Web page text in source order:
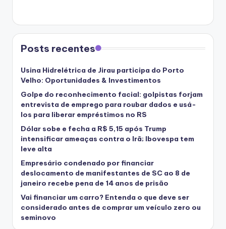
Posts recentes
Usina Hidrelétrica de Jirau participa do Porto
Velho: Oportunidades & Investimentos
Golpe do reconhecimento facial: golpistas forjam
entrevista de emprego para roubar dados e usá-
los para liberar empréstimos no RS
Dólar sobe e fecha a R$ 5,15 após Trump
intensificar ameaças contra o Irã; Ibovespa tem
leve alta
Empresário condenado por financiar
deslocamento de manifestantes de SC ao 8 de
janeiro recebe pena de 14 anos de prisão
Vai financiar um carro? Entenda o que deve ser
considerado antes de comprar um veículo zero ou
seminovo